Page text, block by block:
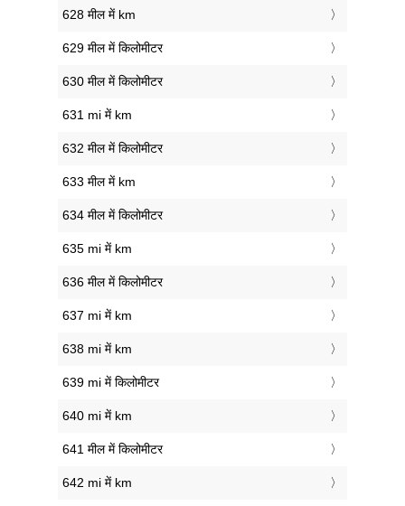
628 मील में km
629 मील में किलोमीटर
630 मील में किलोमीटर
631 mi में km
632 मील में किलोमीटर
633 मील में km
634 मील में किलोमीटर
635 mi में km
636 मील में किलोमीटर
637 mi में km
638 mi में km
639 mi में किलोमीटर
640 mi में km
641 मील में किलोमीटर
642 mi में km